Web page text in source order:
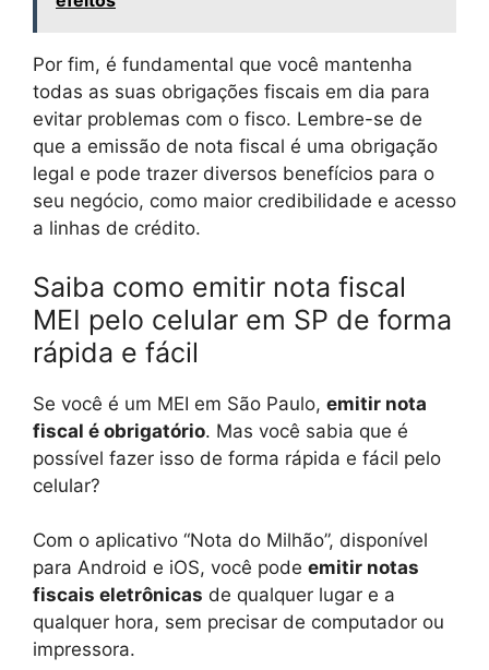
Por fim, é fundamental que você mantenha
todas as suas obrigações fiscais em dia para
evitar problemas com o fisco. Lembre-se de
que a emissão de nota fiscal é uma obrigação
legal e pode trazer diversos benefícios para o
seu negócio, como maior credibilidade e acesso
a linhas de crédito.
Saiba como emitir nota fiscal
MEI pelo celular em SP de forma
rápida e fácil
Se você é um MEI em São Paulo, emitir nota
fiscal é obrigatório. Mas você sabia que é
possível fazer isso de forma rápida e fácil pelo
celular?
Com o aplicativo “Nota do Milhão”, disponível
para Android e iOS, você pode emitir notas
fiscais eletrônicas de qualquer lugar e a
qualquer hora, sem precisar de computador ou
impressora.